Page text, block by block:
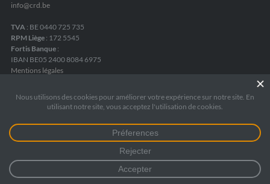
info@crd.be
TVA : BE 0440 725 735
RPM Liège : 172 5545
Fortis Banque :
IBAN BE05 2400 8084 6975
Mentions légales